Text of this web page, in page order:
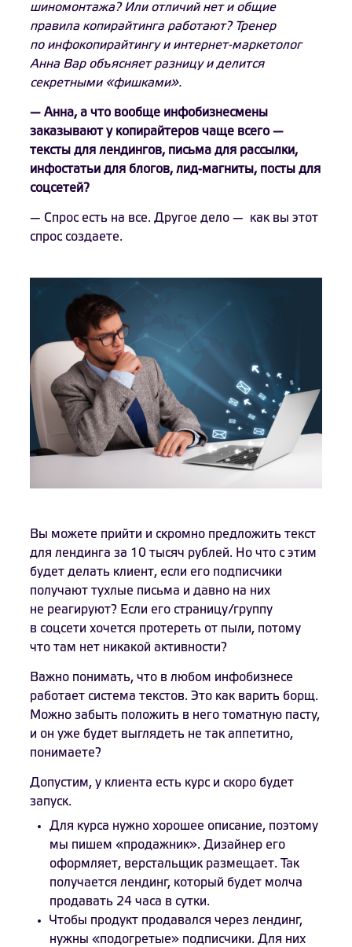
шиномонтажа? Или отличий нет и общие
правила копирайтинга работают? Тренер
по инфокопирайтингу и интернет-маркетолог
Анна Вар объясняет разницу и делится
секретными «фишками».
— Анна, а что вообще инфобизнесмены
заказывают у копирайтеров чаще всего —
тексты для лендингов, письма для рассылки,
инфостатьи для блогов, лид-магниты, посты для
соцсетей?
— Спрос есть на все. Другое дело — как вы этот
спрос создаете.
Вы можете прийти и скромно предложить текст
для лендинга за 10 тысяч рублей. Но что с этим
будет делать клиент, если его подписчики
получают тухлые письма и давно на них
не реагируют? Если его страницу/группу
в соцсети хочется протереть от пыли, потому
что там нет никакой активности?
Важно понимать, что в любом инфобизнесе
работает система текстов. Это как варить борщ.
Можно забыть положить в него томатную пасту,
и он уже будет выглядеть не так аппетитно,
понимаете?
Допустим, у клиента есть курс и скоро будет
запуск.
Для курса нужно хорошее описание, поэтому
мы пишем «продажник». Дизайнер его
оформляет, верстальщик размещает. Так
получается лендинг, который будет молча
продавать 24 часа в сутки.
Чтобы продукт продавался через лендинг,
нужны «подогретые» подписчики. Для них